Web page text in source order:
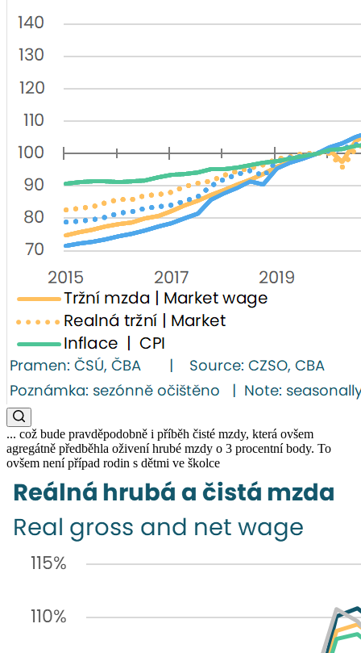
... což bude pravděpodobně i příběh čisté mzdy, která ovšem
agregátně předběhla oživení hrubé mzdy o 3 procentní body. To
ovšem není případ rodin s dětmi ve školce